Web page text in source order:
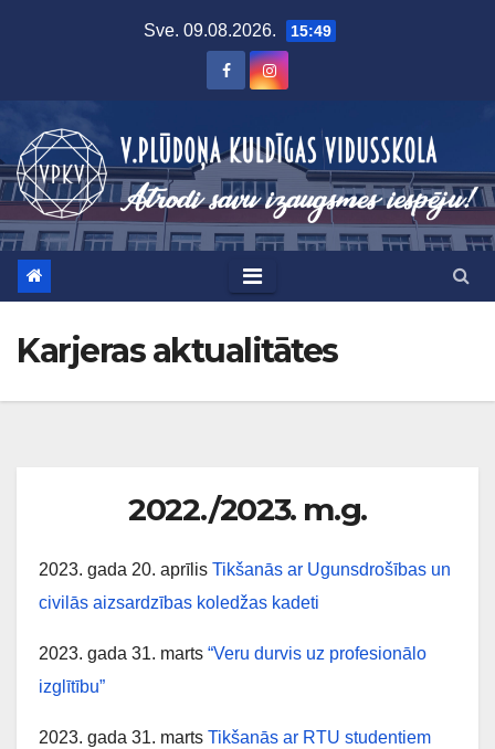
Sve. 09.08.2026. 15:49
Karjeras aktualitātes
2022./2023. m.g.
2023. gada 20. aprīlis Tikšanās ar Ugunsdrošības un
civilās aizsardzības koledžas kadeti
2023. gada 31. marts “Veru durvis uz profesionālo
izglītību”
2023. gada 31. marts Tikšanās ar RTU studentiem